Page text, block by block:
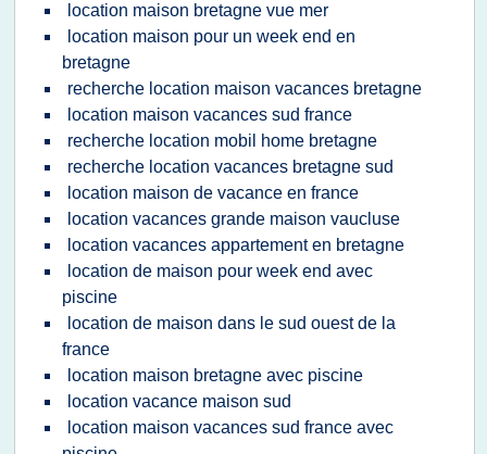
location maison bretagne vue mer
location maison pour un week end en
bretagne
recherche location maison vacances bretagne
location maison vacances sud france
recherche location mobil home bretagne
recherche location vacances bretagne sud
location maison de vacance en france
location vacances grande maison vaucluse
location vacances appartement en bretagne
location de maison pour week end avec
piscine
location de maison dans le sud ouest de la
france
location maison bretagne avec piscine
location vacance maison sud
location maison vacances sud france avec